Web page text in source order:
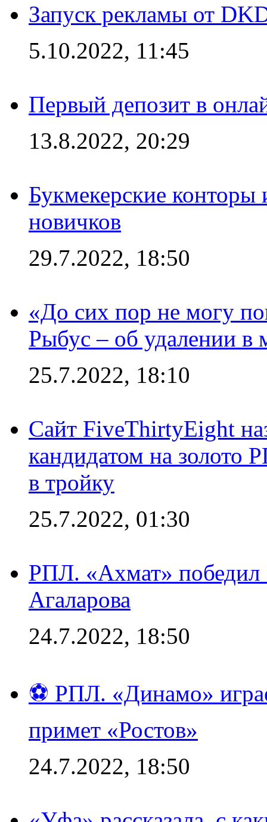
Запуск рекламы от
5.10.2022, 11:45
Первый депозит в
13.8.2022, 20:29
Букмекерские конторы
новичков
29.7.2022, 18:50
«До сих пор не могу
Рыбус – об удалении в
25.7.2022, 18:10
Сайт FiveThirtyEight
кандидатом на
в тройку
25.7.2022, 01:30
РПЛ. «Ахмат» победил
Агаларова
24.7.2022, 18:50
⚽ РПЛ. «Динамо»
примет «Ростов»
24.7.2022, 18:50